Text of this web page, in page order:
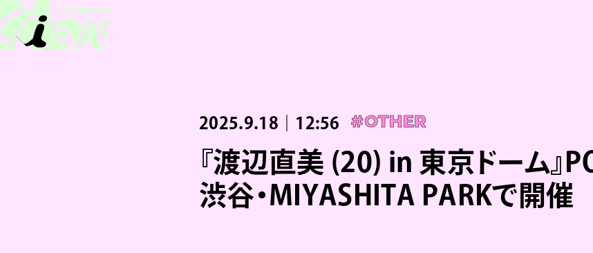
2025.9.18｜12:56 #OTHER
『渡辺直美 (20) in 東京ドーム』
渋谷・MIYASHITA PARKで開催